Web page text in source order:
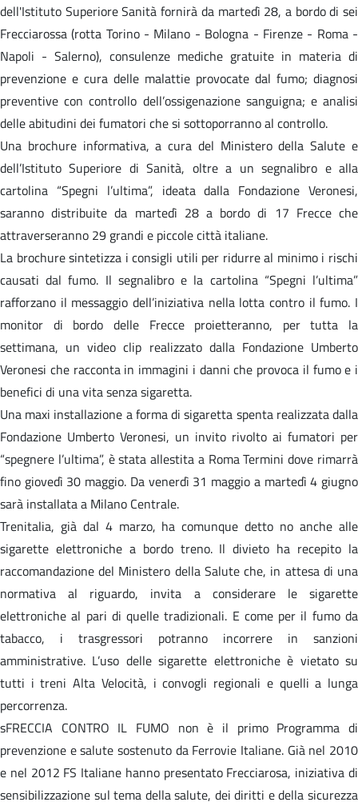
dell'Istituto Superiore Sanità fornirà da martedì 28, a bordo di sei
Frecciarossa (rotta Torino - Milano - Bologna - Firenze - Roma -
Napoli - Salerno), consulenze mediche gratuite in materia di
prevenzione e cura delle malattie provocate dal fumo; diagnosi
preventive con controllo dell’ossigenazione sanguigna; e analisi
delle abitudini dei fumatori che si sottoporranno al controllo.
Una brochure informativa, a cura del Ministero della Salute e
dell’Istituto Superiore di Sanità, oltre a un segnalibro e alla
cartolina “Spegni l’ultima”, ideata dalla Fondazione Veronesi,
saranno distribuite da martedì 28 a bordo di 17 Frecce che
attraverseranno 29 grandi e piccole città italiane.
La brochure sintetizza i consigli utili per ridurre al minimo i rischi
causati dal fumo. Il segnalibro e la cartolina “Spegni l’ultima”
rafforzano il messaggio dell’iniziativa nella lotta contro il fumo. I
monitor di bordo delle Frecce proietteranno, per tutta la
settimana, un video clip realizzato dalla Fondazione Umberto
Veronesi che racconta in immagini i danni che provoca il fumo e i
benefici di una vita senza sigaretta.
Una maxi installazione a forma di sigaretta spenta realizzata dalla
Fondazione Umberto Veronesi, un invito rivolto ai fumatori per
“spegnere l’ultima”, è stata allestita a Roma Termini dove rimarrà
fino giovedì 30 maggio. Da venerdì 31 maggio a martedì 4 giugno
sarà installata a Milano Centrale.
Trenitalia, già dal 4 marzo, ha comunque detto no anche alle
sigarette elettroniche a bordo treno. Il divieto ha recepito la
raccomandazione del Ministero della Salute che, in attesa di una
normativa al riguardo, invita a considerare le sigarette
elettroniche al pari di quelle tradizionali. E come per il fumo da
tabacco, i trasgressori potranno incorrere in sanzioni
amministrative. L’uso delle sigarette elettroniche è vietato su
tutti i treni Alta Velocità, i convogli regionali e quelli a lunga
percorrenza.
sFRECCIA CONTRO IL FUMO non è il primo Programma di
prevenzione e salute sostenuto da Ferrovie Italiane. Già nel 2010
e nel 2012 FS Italiane hanno presentato Frecciarosa, iniziativa di
sensibilizzazione sul tema della salute, dei diritti e della sicurezza